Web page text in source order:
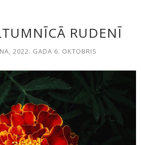
RUDENĪ
2022. GADA 6. OKTOBRIS